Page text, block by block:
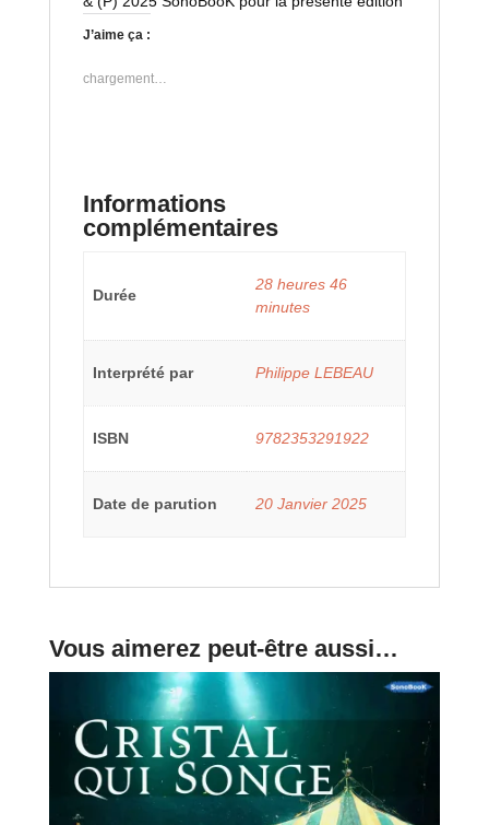
J’aime ça :
chargement…
Informations
complémentaires
Durée
28 heures 46
minutes
Interprété par Philippe LEBEAU
ISBN 9782353291922
Date de parution 20 Janvier 2025
Vous aimerez peut-être aussi…